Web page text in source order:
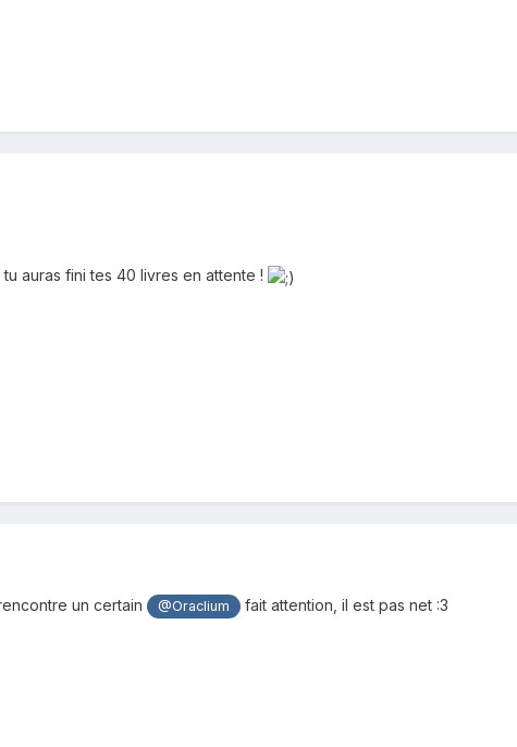
auras fini tes 40 livres en attente !
un certain @Oraclium fait attention, il est pas net :3